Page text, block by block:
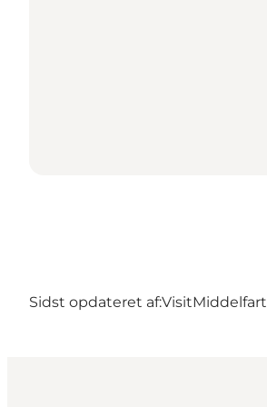
Sidst opdateret af:VisitMiddelfart